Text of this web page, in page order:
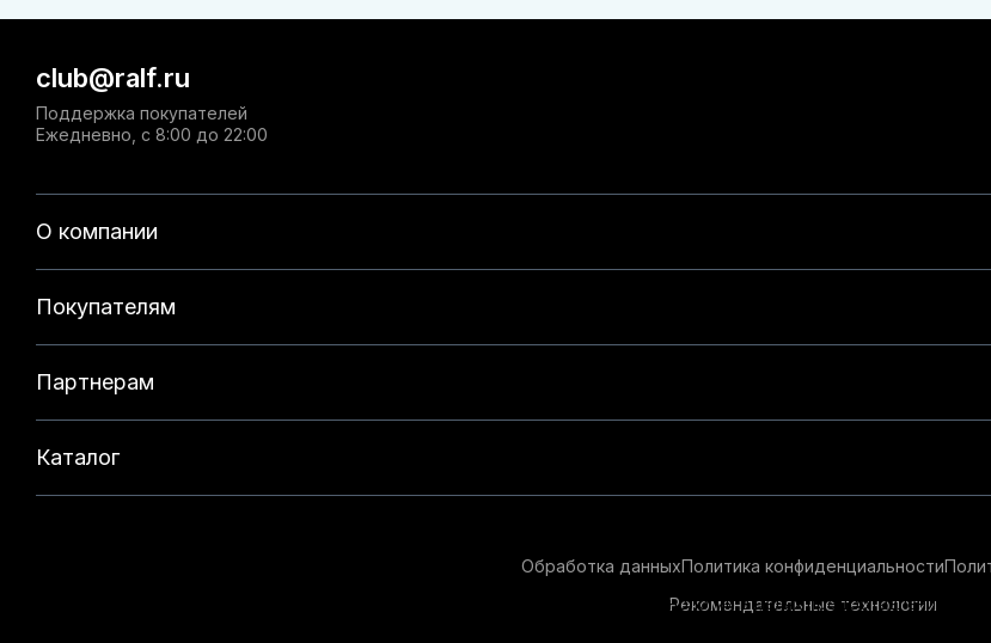
О компании
Покупателям
Партнерам
Каталог
club@ralf.ru
Поддержка покупателей
Ежедневно, с 8:00 до 22:00
Обработка данныхПолитика конфиденциальности
Рекомендательные технологии
Данный веб-сайт использует cookie-файлы и рекомендательные технологии в целях предоставления вам